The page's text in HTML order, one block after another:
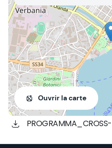
Ouvrir la carte